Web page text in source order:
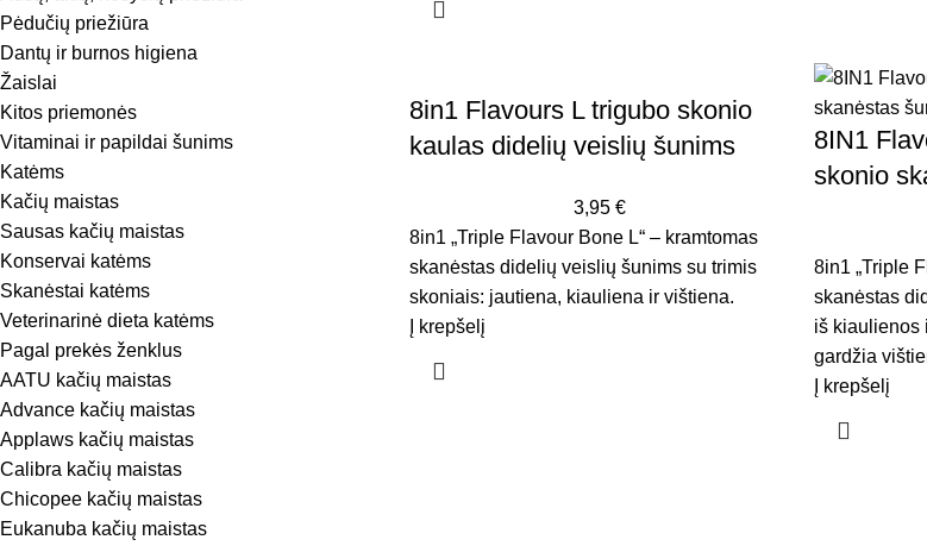
Pėdučių priežiūra
Dantų ir burnos higiena
Žaislai
Kitos priemonės
Vitaminai ir papildai šunims
Katėms
Kačių maistas
Sausas kačių maistas
Konservai katėms
Skanėstai katėms
Veterinarinė dieta katėms
Pagal prekės ženklus
AATU kačių maistas
Advance kačių maistas
Applaws kačių maistas
Calibra kačių maistas
Chicopee kačių maistas
Eukanuba kačių maistas
8in1 Flavours L trigubo skonio
kaulas didelių veislių šunims
3,95 €
8in1 „Triple Flavour Bone L“ – kramtomas
skanėstas didelių veislių šunims su trimis
skoniais: jautiena, kiauliena ir vištiena.
Į krepšelį
8IN1
skonio
8in1 „Triple
skanėstas
iš kiaulienos
gardžia
Į krepšelį